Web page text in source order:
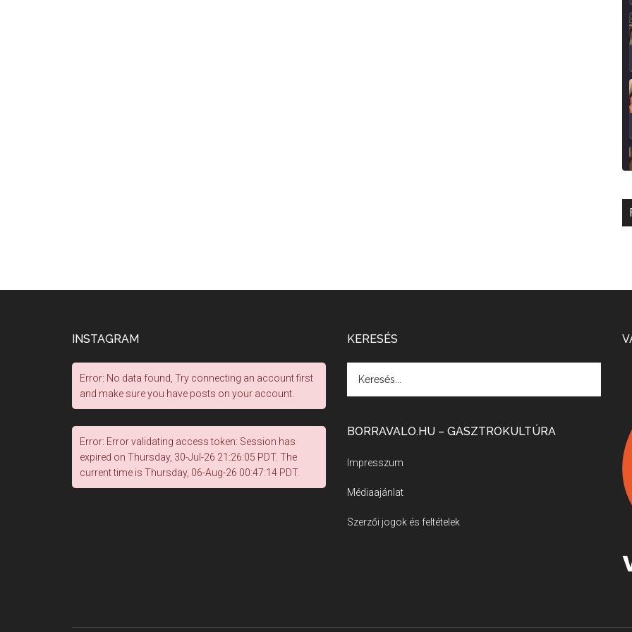
INSTAGRAM
Error: No data found, Try connecting an account first
and make sure you have posts on your account.
Error: Error validating access token: Session has
expired on Thursday, 30-Jul-26 21:26:05 PDT. The
current time is Thursday, 06-Aug-26 00:47:14 PDT.
KERESÉS
BORRAVALO.HU – GASZTROKULTÚRA
Impresszum
Médiaajánlat
Szerzői jogok és feltételek